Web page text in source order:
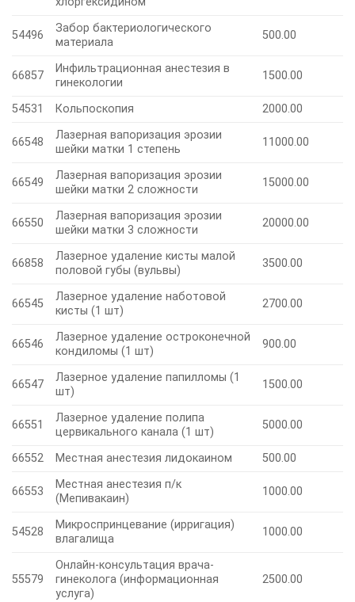
54496
Забор бактериологического
материала
500.00
66857
Инфильтрационная анестезия в
гинекологии
1500.00
54531 Кольпоскопия 2000.00
66548
Лазерная вапоризация эрозии
шейки матки 1 степень
11000.00
66549
Лазерная вапоризация эрозии
шейки матки 2 сложности
15000.00
66550
Лазерная вапоризация эрозии
шейки матки 3 сложности
20000.00
66858
Лазерное удаление кисты малой
половой губы (вульвы)
3500.00
66545
Лазерное удаление наботовой
кисты (1 шт)
2700.00
66546
Лазерное удаление остроконечной
кондиломы (1 шт)
900.00
66547
Лазерное удаление папилломы (1
шт)
1500.00
66551
Лазерное удаление полипа
цервикального канала (1 шт)
5000.00
66552 Местная анестезия лидокаином 500.00
66553
Местная анестезия п/к
(Мепивакаин)
1000.00
54528
Микроспринцевание (ирригация)
влагалища
1000.00
55579
Онлайн-консультация врача-
гинеколога (информационная
услуга)
2500.00